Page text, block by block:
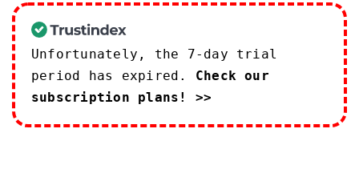
Unfortunately, the 7-day trial
period has expired. Check our
subscription plans! >>